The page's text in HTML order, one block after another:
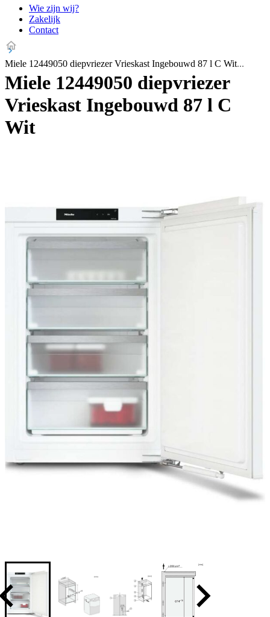
Wie zijn wij?
Zakelijk
Contact
Miele 12449050 diepvriezer Vrieskast Ingebouwd 87 l C Wit
Miele 12449050 diepvriezer
Vrieskast Ingebouwd 87 l C
Wit